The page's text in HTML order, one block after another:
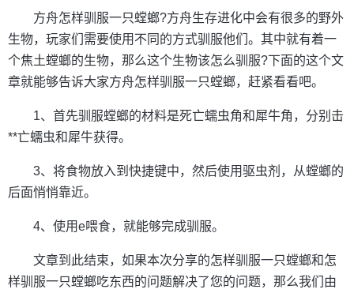
方舟怎样驯服一只螳螂?方舟生存进化中会有很多的野外
生物，玩家们需要使用不同的方式驯服他们。其中就有着一
个焦土螳螂的生物，那么这个生物该怎么驯服?下面的这个文
章就能够告诉大家方舟怎样驯服一只螳螂，赶紧看看吧。
1、首先驯服螳螂的材料是死亡蠕虫角和犀牛角，分别击
**亡蠕虫和犀牛获得。
3、将食物放入到快捷键中，然后使用驱虫剂，从螳螂的
后面悄悄靠近。
4、使用e喂食，就能够完成驯服。
文章到此结束，如果本次分享的怎样驯服一只螳螂和怎
样驯服一只螳螂吃东西的问题解决了您的问题，那么我们由